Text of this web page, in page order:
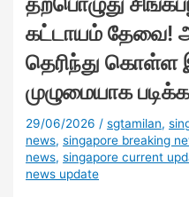
கட்டாயம் தேவை!
தெரிந்து கொள்ள
முழுமையாக
29/06/2026 /sgtamilan,
news,singapore breaking
news,singapore current
news update